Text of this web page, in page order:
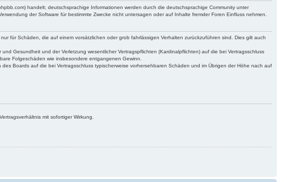
handelt; deutschsprachige Informationen werden durch die deutschsprachige Community unter
der Software für bestimmte Zwecke nicht untersagen oder auf Inhalte fremder Foren Einfluss nehmen.
für Schäden, die auf einem vorsätzlichen oder grob fahrlässigen Verhalten zurückzuführen sind. Dies gilt auch
Gesundheit und der Verletzung wesentlicher Vertragspflichten (Kardinalpflichten) auf die bei Vertragsschluss
Folgeschäden wie insbesondere entgangenen Gewinn.
Boards auf die bei Vertragsschluss typischerweise vorhersehbaren Schäden und im Übrigen der Höhe nach auf
mit sofortiger Wirkung.